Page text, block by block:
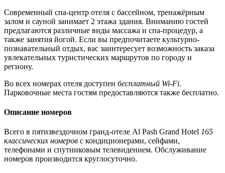
Современный спа-центр отеля с бассейном, тренажёрным
залом и сауной занимает 2 этажа здания. Вниманию гостей
предлагаются различные виды массажа и спа-процедур, а
также занятия йогой. Если вы предпочитаете культурно-
познавательный отдых, вас заинтересует возможность заказа
увлекательных туристических маршрутов по городу и
региону.
Во всех номерах отеля доступен бесплатный Wi-Fi.
Парковочные места гостям предоставляются также бесплатно.
Описание номеров
Всего в пятизвездочном гранд-отеле Al Pash Grand Hotel 165
классических номеров с кондиционерами, сейфами,
телефонами и спутниковым телевидением. Обслуживание
номеров производится круглосуточно.